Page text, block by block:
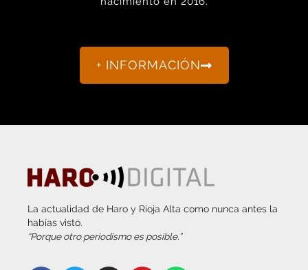
+ INFORMACIÓN
La actualidad de Haro y Rioja Alta como nunca antes la
habías visto.
“Porque otro periodismo es posible.”